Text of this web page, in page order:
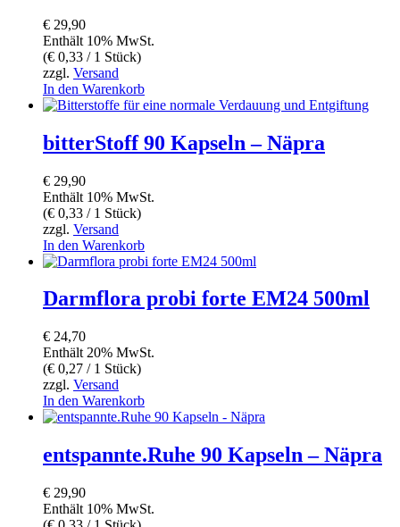
€ 29,90
Enthält 10% MwSt.
(€ 0,33 / 1 Stück)
zzgl. Versand
In den Warenkorb
bitterStoff 90 Kapseln – Näpra
€ 29,90
Enthält 10% MwSt.
(€ 0,33 / 1 Stück)
zzgl. Versand
In den Warenkorb
Darmflora probi forte EM24 500ml
€ 24,70
Enthält 20% MwSt.
(€ 0,27 / 1 Stück)
zzgl. Versand
In den Warenkorb
entspannte.Ruhe 90 Kapseln – Näpra
€ 29,90
Enthält 10% MwSt.